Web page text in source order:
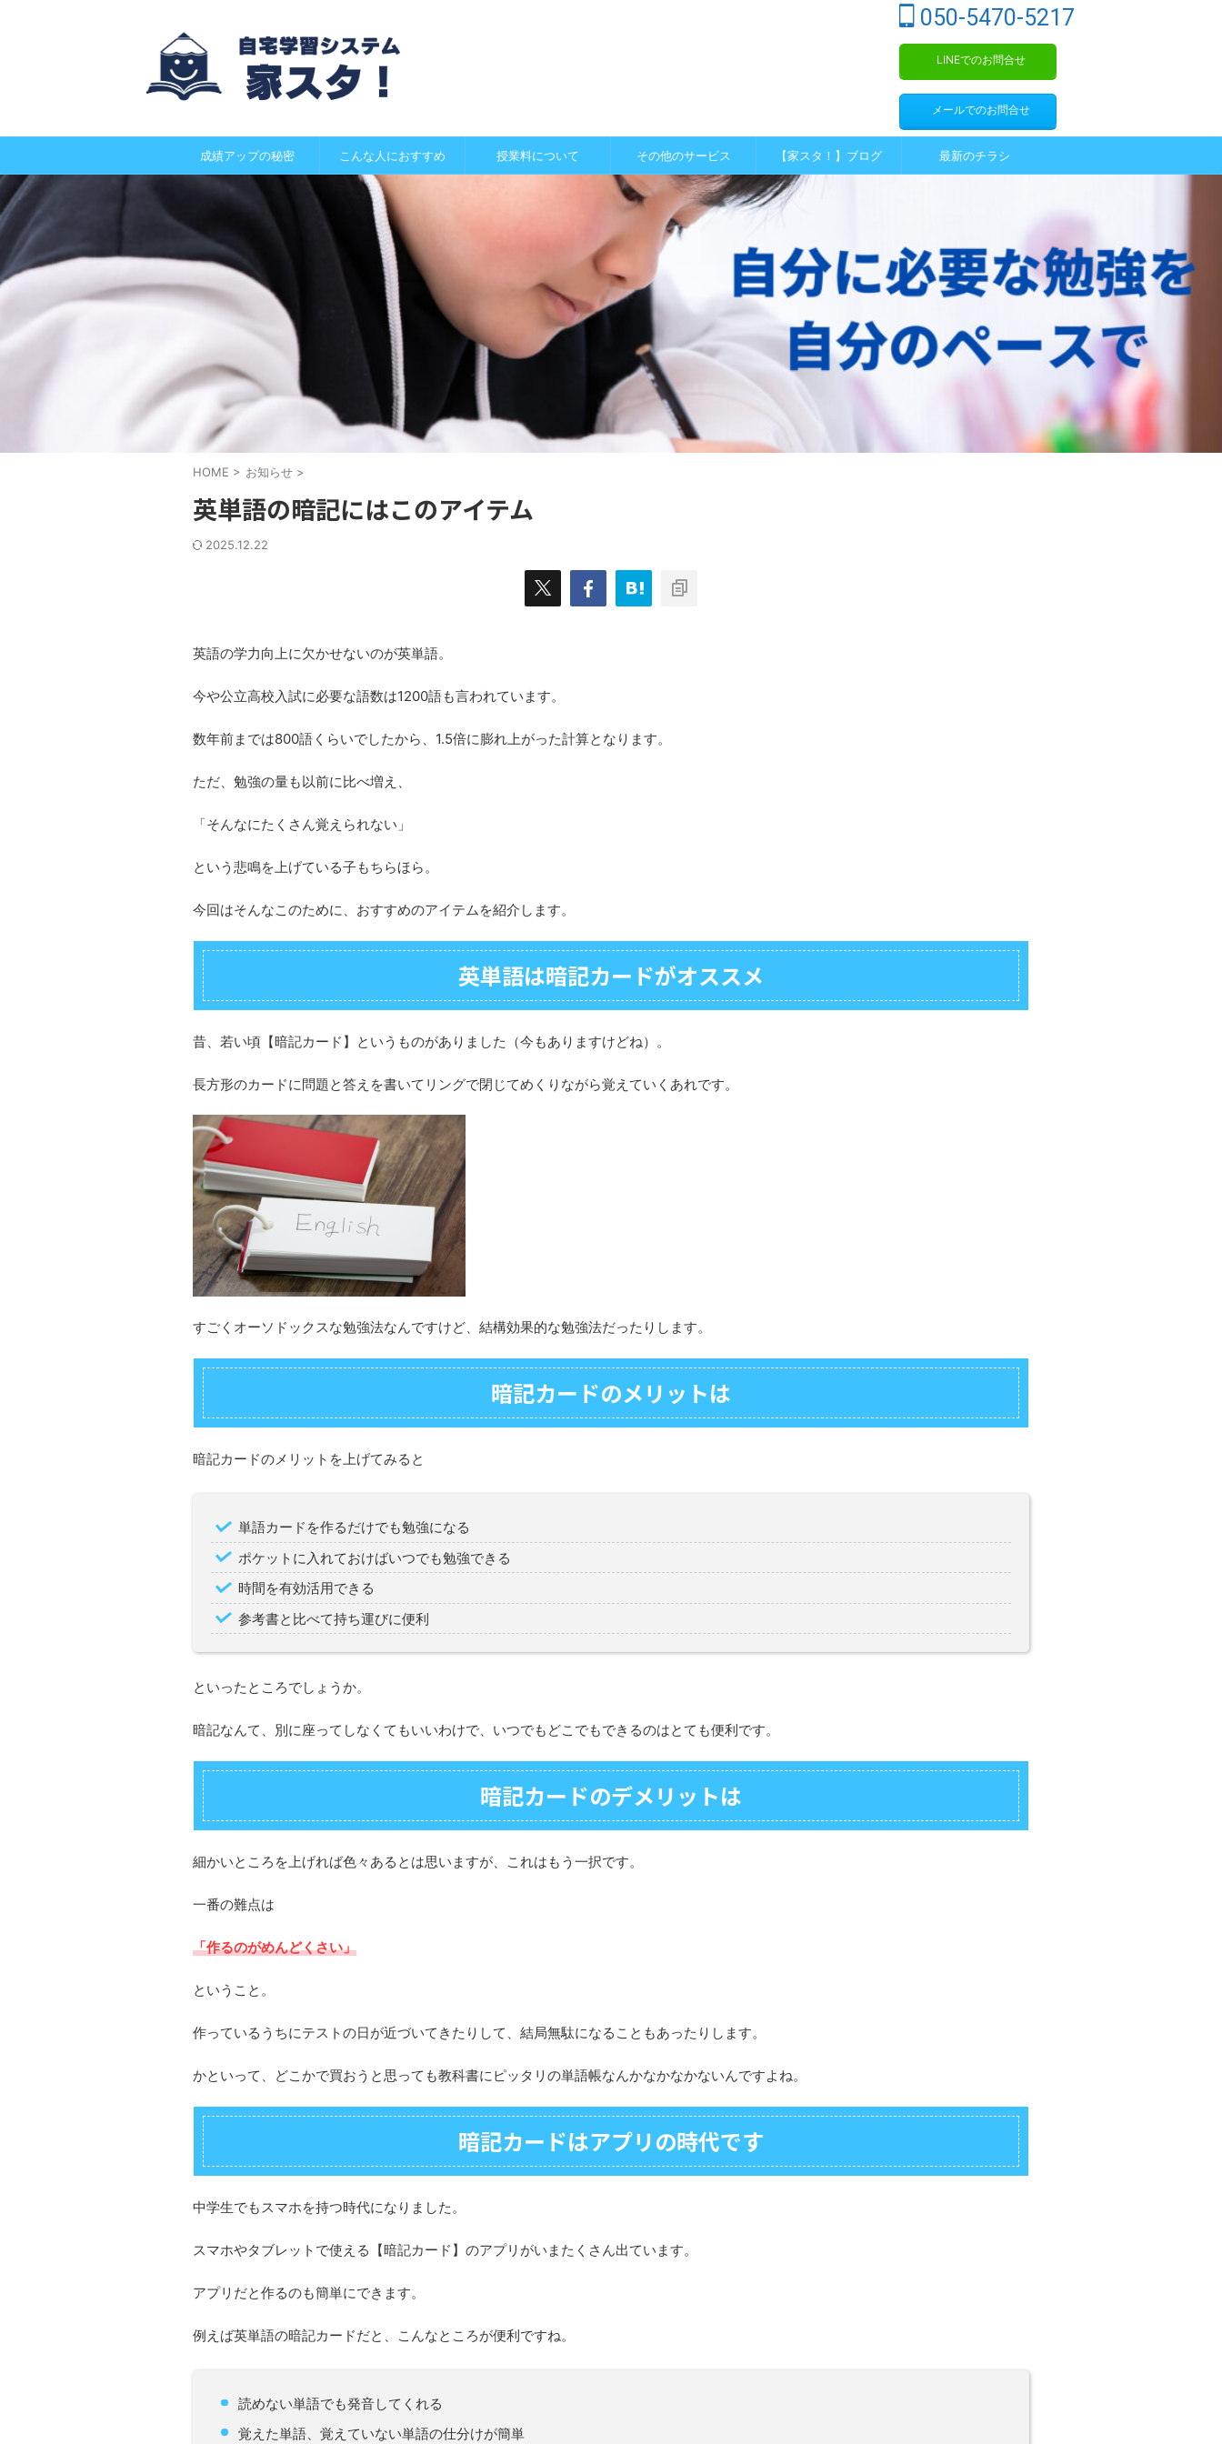
050-5470-5217
LINEでのお問合せ
メールでのお問合せ
成績アップの秘密 こんな人におすすめ 授業料について その他のサービス 【家スタ！】ブログ 最新のチラシ
HOME > お知らせ >
英単語の暗記にはこのアイテム
2025.12.22
英語の学力向上に欠かせないのが英単語。
今や公立高校入試に必要な語数は1200語も言われています。
数年前までは800語くらいでしたから、1.5倍に膨れ上がった計算となります。
ただ、勉強の量も以前に比べ増え、
「そんなにたくさん覚えられない」
という悲鳴を上げている子もちらほら。
今回はそんなこのために、おすすめのアイテムを紹介します。
英単語は暗記カードがオススメ
昔、若い頃【暗記カード】というものがありました（今もありますけどね）。
長方形のカードに問題と答えを書いてリングで閉じてめくりながら覚えていくあれです。
すごくオーソドックスな勉強法なんですけど、結構効果的な勉強法だったりします。
暗記カードのメリットは
暗記カードのメリットを上げてみると
単語カードを作るだけでも勉強になる
ポケットに入れておけばいつでも勉強できる
時間を有効活用できる
参考書と比べて持ち運びに便利
といったところでしょうか。
暗記なんて、別に座ってしなくてもいいわけで、いつでもどこでもできるのはとても便利です。
暗記カードのデメリットは
細かいところを上げれば色々あるとは思いますが、これはもう一択です。
一番の難点は
「作るのがめんどくさい」
ということ。
作っているうちにテストの日が近づいてきたりして、結局無駄になることもあったりします。
かといって、どこかで買おうと思っても教科書にピッタリの単語帳なんかなかなかないんですよね。
暗記カードはアプリの時代です
中学生でもスマホを持つ時代になりました。
スマホやタブレットで使える【暗記カード】のアプリがいまたくさん出ています。
アプリだと作るのも簡単にできます。
例えば英単語の暗記カードだと、こんなところが便利ですね。
読めない単語でも発音してくれる
覚えた単語、覚えていない単語の仕分けが簡単